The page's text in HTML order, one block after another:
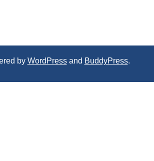
by WordPressand BuddyPress.